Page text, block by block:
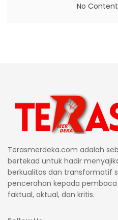
No
Terasmerdeka.com adalah
bertekad untuk hadir
berkualitas dan transformatif
pencerahan kepada
faktual, aktual, dan kritis.